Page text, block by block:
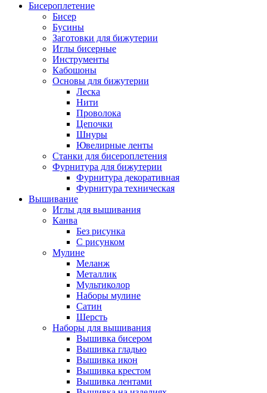
Бисероплетение
Бисер
Бусины
Заготовки для бижутерии
Иглы бисерные
Инструменты
Кабошоны
Основы для бижутерии
Леска
Нити
Проволока
Цепочки
Шнуры
Ювелирные ленты
Станки для бисероплетения
Фурнитура для бижутерии
Фурнитура декоративная
Фурнитура техническая
Вышивание
Иглы для вышивания
Канва
Без рисунка
С рисунком
Мулине
Меланж
Металлик
Мультиколор
Наборы мулине
Сатин
Шерсть
Наборы для вышивания
Вышивка бисером
Вышивка гладью
Вышивка икон
Вышивка крестом
Вышивка лентами